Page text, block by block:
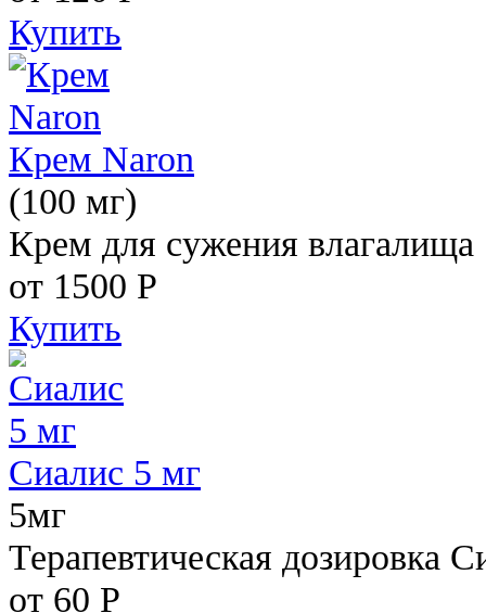
Купить
Крем Naron
(100 мг)
Крем для сужения влагалища
от 1500 Р
Купить
Сиалис 5 мг
5мг
Терапевтическая дозировка
от 60 Р